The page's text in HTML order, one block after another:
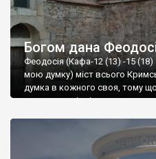
Богом дана
Феодосія (Кафа-12 (13) -15 (18)
мою думку) міст всього
думка в кожного своя, тому
запрошую відвідати це